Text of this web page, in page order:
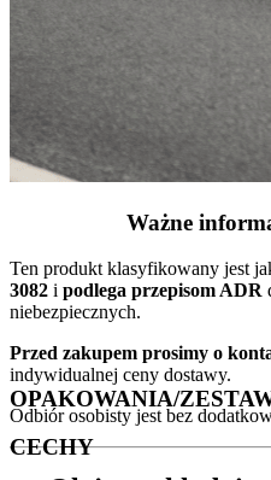
Ważne
Ten produkt klasyfikowany jest
3082 i podlega przepisom ADR
niebezpiecznych.
Przed zakupem prosimy o
indywidualnej ceny dostawy.
Odbiór osobisty jest bez
OPAKOWANIA/
CECHY